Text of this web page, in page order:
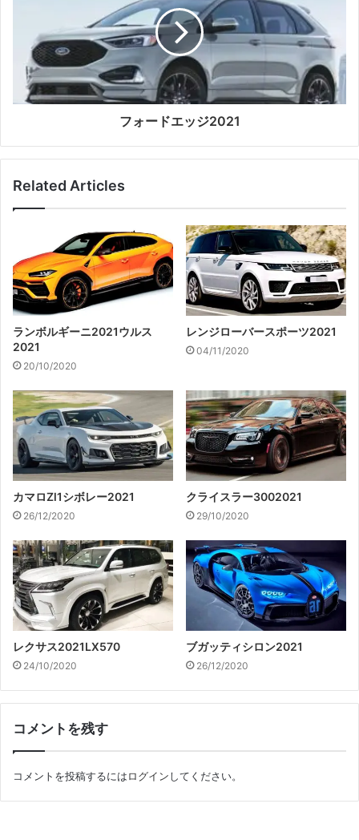
フォードエッジ2021
Related Articles
ランボルギーニ2021ウルス
2021
20/10/2020
レンジローバースポーツ2021
04/11/2020
カマロZl1シボレー2021
26/12/2020
クライスラー3002021
29/10/2020
レクサス2021LX570
24/10/2020
ブガッティシロン2021
26/12/2020
コメントを残す
コメントを投稿するにはログインしてください。